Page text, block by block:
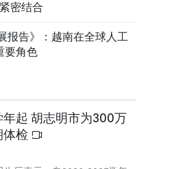
密结合
报告》：越南在全球人工
要角色
起 胡志明市为300万
体检